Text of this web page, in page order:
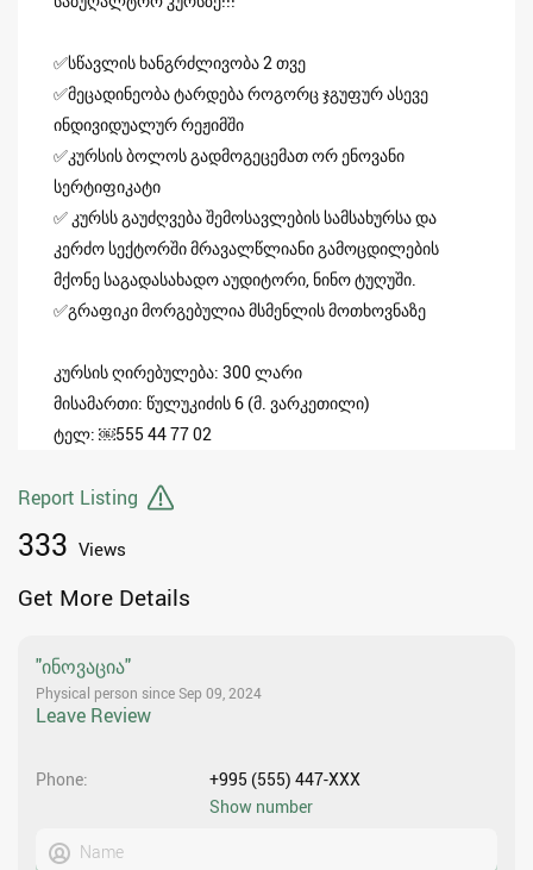
✅სწავლის ხანგრძლივობა 2 თვე
✅მეცადინეობა ტარდება როგორც ჯგუფურ ასევე
ინდივიდუალურ რეჟიმში
✅კურსის ბოლოს გადმოგეცემათ ორ ენოვანი
სერტიფიკატი
✅ კურსს გაუძღვება შემოსავლების სამსახურსა და
კერძო სექტორში მრავალწლიანი გამოცდილების
მქონე საგადასახადო აუდიტორი, ნინო ტუღუში.
✅გრაფიკი მორგებულია მსმენლის მოთხოვნაზე
კურსის ღირებულება: 300 ლარი
მისამართი: წულუკიძის 6 (მ. ვარკეთილი)
ტელ: ￼⁨555 44 77 02
Report Listing
333 Views
Get More Details
"ინოვაცია"
Physical person since Sep 09, 2024
Leave Review
Phone
+995 (555) 447-XXX
Show number